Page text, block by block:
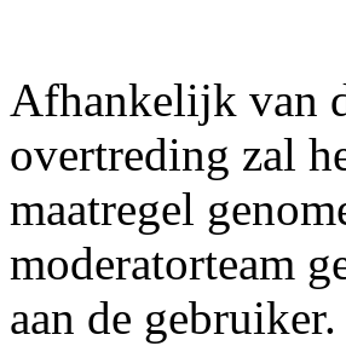
Afhankelijk van
overtreding zal
maatregel
moderatorteam
aan de gebruiker.